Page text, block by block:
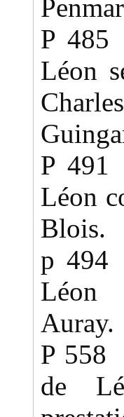
P
Léon
P
Léon
Blois.
p
Léon
Auray.
P 558
de